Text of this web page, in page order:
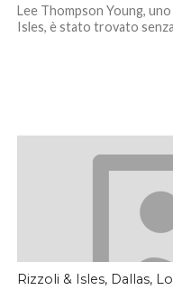
Lee Thompson Young,
Isles, è stato trovato
Rizzoli & Isles, Dallas,